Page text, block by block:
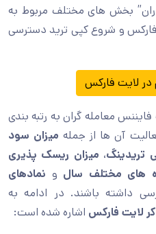
بخش های مختلف مربوط به
و شروع کپی ترید دسترسی
لایت فارکس
معامله گران به رتبه بندی
آن ها از جمله میزان سود
تریدینگ، میزان ریسک پذیری
های مختلف سال و نمادهای
داشته باشند. در ادامه به
لایت فارکس اشاره شده است: